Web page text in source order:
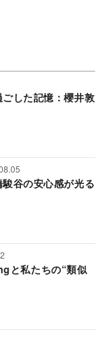
した記憶：櫻井敦
駿谷の安心感が光る
と私たちの“類似